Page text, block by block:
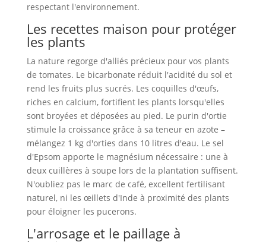
respectant l'environnement.
Les recettes maison pour protéger
les plants
La nature regorge d'alliés précieux pour vos plants
de tomates. Le bicarbonate réduit l'acidité du sol et
rend les fruits plus sucrés. Les coquilles d'œufs,
riches en calcium, fortifient les plants lorsqu'elles
sont broyées et déposées au pied. Le purin d'ortie
stimule la croissance grâce à sa teneur en azote –
mélangez 1 kg d'orties dans 10 litres d'eau. Le sel
d'Epsom apporte le magnésium nécessaire : une à
deux cuillères à soupe lors de la plantation suffisent.
N'oubliez pas le marc de café, excellent fertilisant
naturel, ni les œillets d'Inde à proximité des plants
pour éloigner les pucerons.
L'arrosage et le paillage à